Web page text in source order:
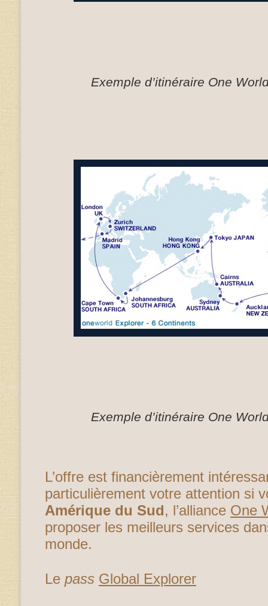
Exemple d’itinéraire One
Exemple d’itinéraire One
L’offre est financièrement
particulièrement votre attention si
Amérique du Sud, l’alliance One
proposer les meilleurs services
monde.
Le pass Global Explorer